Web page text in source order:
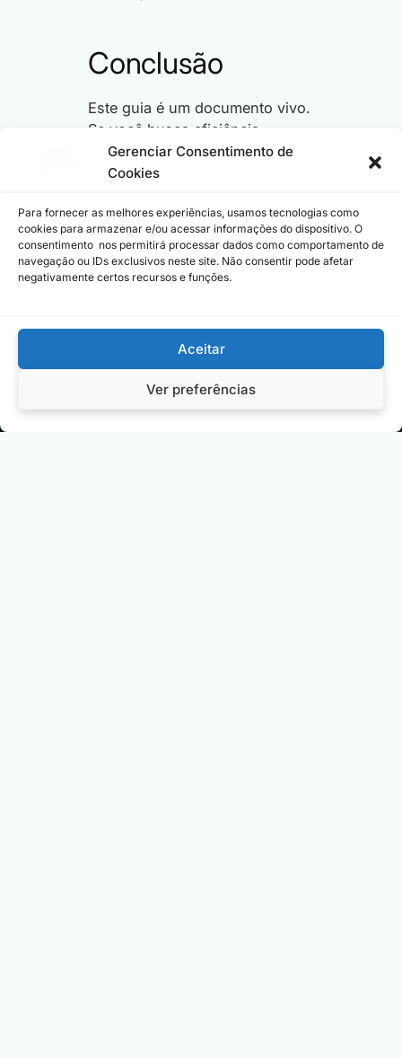
Gerenciar Consentimento de
Cookies
Para fornecer as melhores experiências, usamos tecnologias como
cookies para armazenar e/ou acessar informações do dispositivo. O
consentimento nos permitirá processar dados como comportamento de
navegação ou IDs exclusivos neste site. Não consentir pode afetar
negativamente certos recursos e funções.
Aceitar
Ver preferências
Conclusão
Este guia é um documento vivo.
Se você busca eficiência,
clareza e o domínio das
tecnologias que moldam o
hub.Inicie sua movimentação
agora.
Categorias